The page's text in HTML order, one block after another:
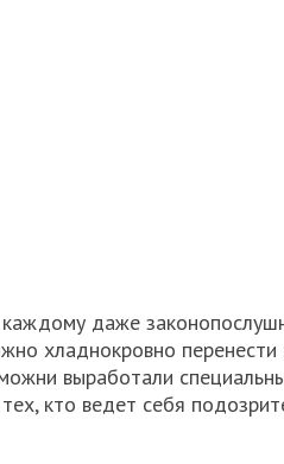
даже
хладнокровно перенести
выработали
кто ведет себя